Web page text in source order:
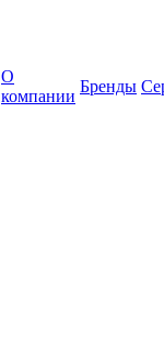
О
компании
Бренды